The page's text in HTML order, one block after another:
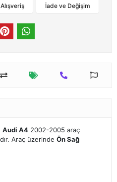
İade ve Değişim
Audi A4 2002-2005 araç
Araç üzerinde Ön Sağ